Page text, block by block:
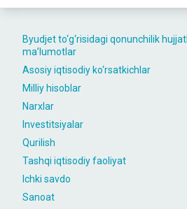
Byudjet to‘g‘risidagi qonunchilik
maʼlumotlar
Asosiy iqtisodiy ko‘rsatkichlar
Milliy hisoblar
Narxlar
Investitsiyalar
Qurilish
Tashqi iqtisodiy faoliyat
Ichki savdo
Sanoat